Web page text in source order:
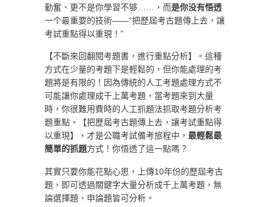
勤奮、更不是你學習不够……，而是你没有悟透
一个最重要的技術——“把歷屆考古題傳上去，讓
考試重點得以重現！”
【不斷來回翻閱考題書，進行重點分析】。這種
方式在少量的考題下是輕鬆的，但你能處理的考
題將是有限的！因為傳統的人工考題處理方式不
可能讓你處理成千上萬考題，當考題來到大量
時，你很難用費時的人工抓題法抓取考題分析考
題重點。【把歷屆考古題傳上去，讓考試重點得
以重現】，才是公職考試備考旅程中， 最輕鬆最
簡單的抓題方式！你悟透了這一點嗎？
其實只要你能花點心思，上傳10年份的歷屆考古
題，即可透過關鍵字大量分析成千上萬考題，無
論選擇題、申論題皆可分析。